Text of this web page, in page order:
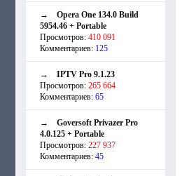
→ Opera One 134.0 Build
5954.46 + Portable
Просмотров: 410 091
Комментариев: 125
→ IPTV Pro 9.1.23
Просмотров: 265 664
Комментариев: 65
→ Goversoft Privazer Pro
4.0.125 + Portable
Просмотров: 227 937
Комментариев: 45